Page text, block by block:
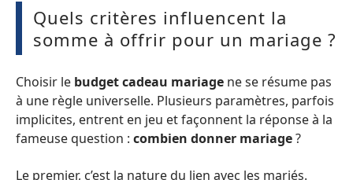
Quels critères influencent la
somme à offrir pour un mariage ?
Choisir le budget cadeau mariage ne se résume pas
à une règle universelle. Plusieurs paramètres, parfois
implicites, entrent en jeu et façonnent la réponse à la
fameuse question : combien donner mariage?
Le premier, c’est la nature du lien avec les mariés.